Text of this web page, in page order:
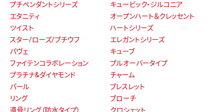
プチペンダントシリーズ
キュービック・ジルコニア
エタニティ
オープンハート＆クレッセント
ツイスト
ハートシリーズ
スター/ローズ/プチウフ
エレガントシリーズ
パヴェ
キューブ
ファイテンコラボレーション
プルオーバータイプ
プラチナ&ダイヤモンド
チャーム
パール
ブレスレット
リング
ブローチ
遺骨リング（防水タイプ）
クロシェット